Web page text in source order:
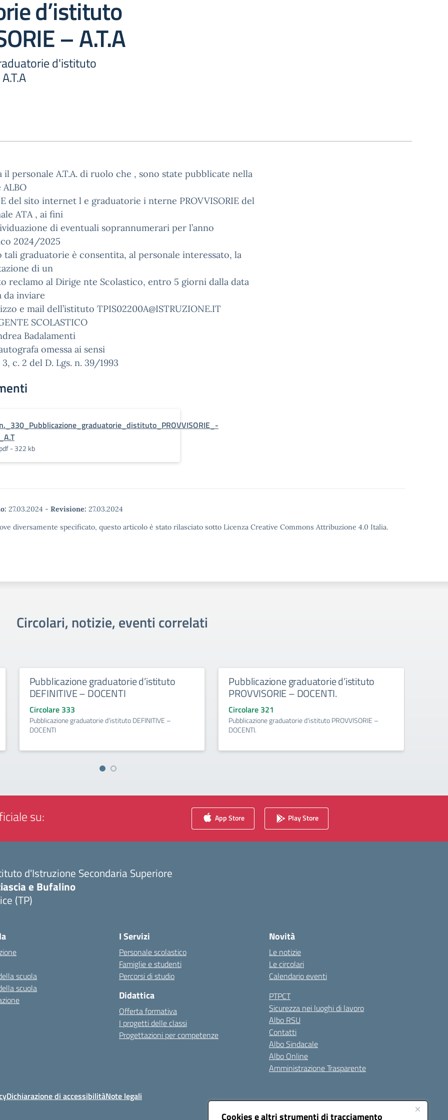
Cookies e altri strumenti di tracciamento
d’istituto
– A.T.A
d'istituto
il personale A.T.A. di ruolo che , sono state pubblicate nella
ALBO
del sito internet l e graduatorie i nterne PROVVISORIE del
ATA , ai fini
di eventuali soprannumerari per l’anno
2024/2025
tali graduatorie è consentita, al personale interessato, la
di un
reclamo al Dirige nte Scolastico, entro 5 giorni dalla data
da inviare
e mail dell’istituto TPIS02200A@ISTRUZIONE.IT
SCOLASTICO
Badalamenti
omessa ai sensi
3, c. 2 del D. Lgs. n. 39/1993
n._330_Pubblicazione_graduatorie_distituto_PROVVISORIE_-
_A.T
pdf - 322 kb
27.03.2024 - Revisione: 27.03.2024
diversamente specificato, questo articolo è stato rilasciato sotto Licenza Creative Commons Attribuzione 4.0 Italia.
Circolari, notizie, eventi correlati
Pubblicazione graduatorie d’istituto
DEFINITIVE – DOCENTI
Circolare 333
Pubblicazione graduatorie d'istituto DEFINITIVE –
DOCENTI
Pubblicazione graduatorie d’istituto
PROVVISORIE – DOCENTI.
Circolare 321
Pubblicazione graduatorie d'istituto PROVVISORIE –
DOCENTI.
su: App Store Play Store
d'Istruzione Secondaria Superiore
e Bufalino
(TP)
scuola
scuola
I Servizi
Personale scolastico
Famiglie e studenti
Percorsi di studio
Didattica
Offerta formativa
I progetti delle classi
Progettazioni per competenze
Novità
Le notizie
Le circolari
Calendario eventi
PTPCT
Sicurezza nei luoghi di lavoro
Albo RSU
Contatti
Albo Sindacale
Albo Online
Amministrazione Trasparente
Dichiarazione di accessibilitàNote legali